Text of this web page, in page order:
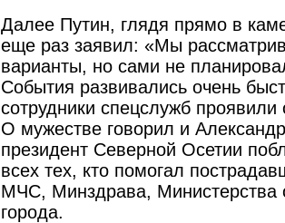
Далее Путин, глядя прямо в
еще раз заявил: «Мы
варианты, но сами не
События развивались очень
сотрудники спецслужб
О мужестве говорил и
президент Северной Осетии
всех тех, кто помогал
МЧС, Минздрава, Министерства
города.